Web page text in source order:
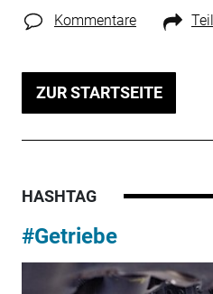
Kommentare
ZUR STARTSEITE
HASHTAG
#Getriebe